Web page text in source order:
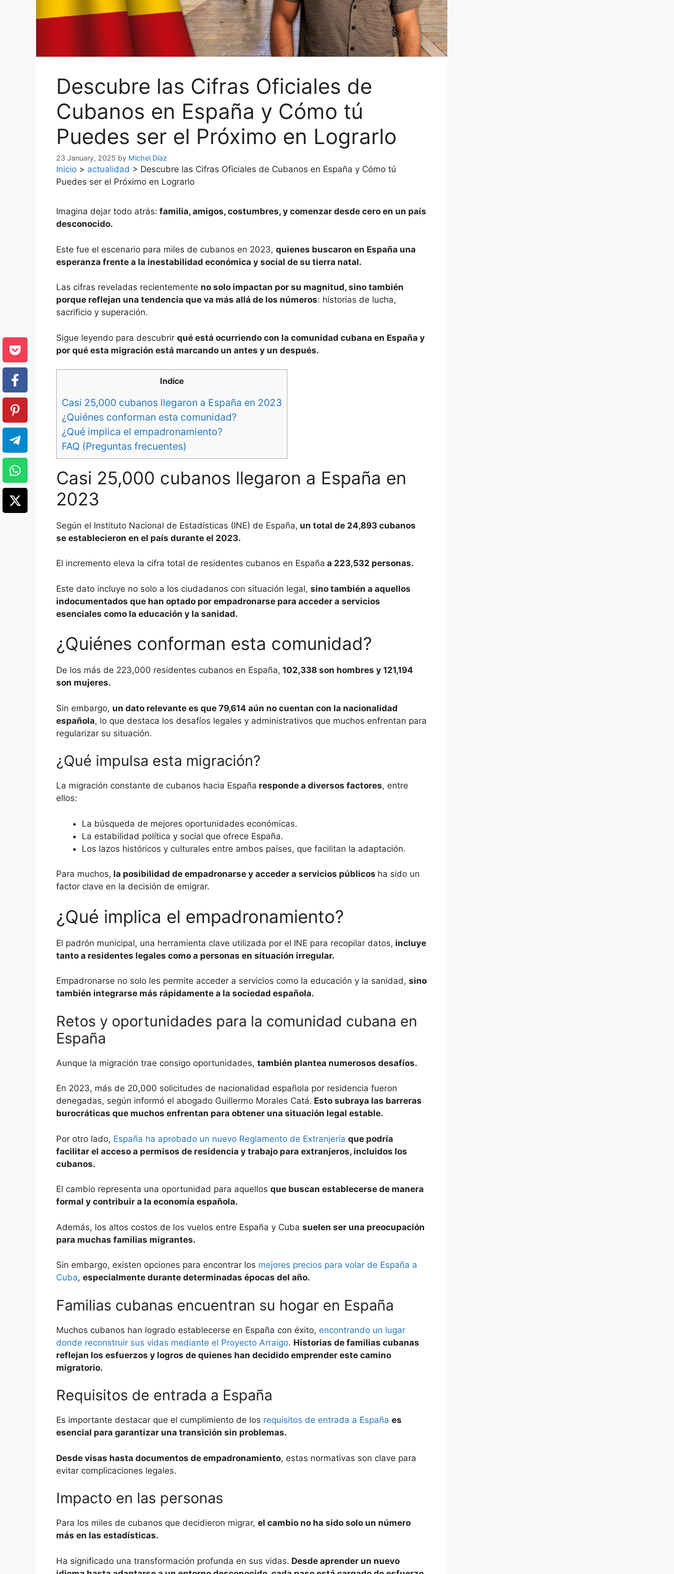
Descubre las Cifras Oficiales de
Cubanos en España y Cómo tú
Puedes ser el Próximo en Lograrlo
23 January, 2025 by Michel Díaz
Inicio > actualidad > Descubre las Cifras Oficiales de Cubanos en España y Cómo tú
Puedes ser el Próximo en Lograrlo
Imagina dejar todo atrás: familia, amigos, costumbres, y comenzar desde cero en un país
desconocido.
Este fue el escenario para miles de cubanos en 2023, quienes buscaron en España una
esperanza frente a la inestabilidad económica y social de su tierra natal.
Las cifras reveladas recientemente no solo impactan por su magnitud, sino también
porque reflejan una tendencia que va más allá de los números: historias de lucha,
sacrificio y superación.
Sigue leyendo para descubrir qué está ocurriendo con la comunidad cubana en España y
por qué esta migración está marcando un antes y un después.
Indice
Casi 25,000 cubanos llegaron a España en 2023
¿Quiénes conforman esta comunidad?
¿Qué implica el empadronamiento?
FAQ (Preguntas frecuentes)
Casi 25,000 cubanos llegaron a España en
2023
Según el Instituto Nacional de Estadísticas (INE) de España, un total de 24,893 cubanos
se establecieron en el país durante el 2023.
El incremento eleva la cifra total de residentes cubanos en España a 223,532 personas.
Este dato incluye no solo a los ciudadanos con situación legal, sino también a aquellos
indocumentados que han optado por empadronarse para acceder a servicios
esenciales como la educación y la sanidad.
¿Quiénes conforman esta comunidad?
De los más de 223,000 residentes cubanos en España, 102,338 son hombres y 121,194
son mujeres.
Sin embargo, un dato relevante es que 79,614 aún no cuentan con la nacionalidad
española, lo que destaca los desafíos legales y administrativos que muchos enfrentan para
regularizar su situación.
¿Qué impulsa esta migración?
La migración constante de cubanos hacia España responde a diversos factores, entre
ellos:
La búsqueda de mejores oportunidades económicas.
La estabilidad política y social que ofrece España.
Los lazos históricos y culturales entre ambos países, que facilitan la adaptación.
Para muchos, la posibilidad de empadronarse y acceder a servicios públicos ha sido un
factor clave en la decisión de emigrar.
¿Qué implica el empadronamiento?
El padrón municipal, una herramienta clave utilizada por el INE para recopilar datos, incluye
tanto a residentes legales como a personas en situación irregular.
Empadronarse no solo les permite acceder a servicios como la educación y la sanidad, sino
también integrarse más rápidamente a la sociedad española.
Retos y oportunidades para la comunidad cubana en
España
Aunque la migración trae consigo oportunidades, también plantea numerosos desafíos.
En 2023, más de 20,000 solicitudes de nacionalidad española por residencia fueron
denegadas, según informó el abogado Guillermo Morales Catá. Esto subraya las barreras
burocráticas que muchos enfrentan para obtener una situación legal estable.
Por otro lado, España ha aprobado un nuevo Reglamento de Extranjería que podría
facilitar el acceso a permisos de residencia y trabajo para extranjeros, incluidos los
cubanos.
El cambio representa una oportunidad para aquellos que buscan establecerse de manera
formal y contribuir a la economía española.
Además, los altos costos de los vuelos entre España y Cuba suelen ser una preocupación
para muchas familias migrantes.
Sin embargo, existen opciones para encontrar los mejores precios para volar de España a
Cuba, especialmente durante determinadas épocas del año.
Familias cubanas encuentran su hogar en España
Muchos cubanos han logrado establecerse en España con éxito, encontrando un lugar
donde reconstruir sus vidas mediante el Proyecto Arraigo. Historias de familias cubanas
reflejan los esfuerzos y logros de quienes han decidido emprender este camino
migratorio.
Requisitos de entrada a España
Es importante destacar que el cumplimiento de los requisitos de entrada a España es
esencial para garantizar una transición sin problemas.
Desde visas hasta documentos de empadronamiento, estas normativas son clave para
evitar complicaciones legales.
Impacto en las personas
Para los miles de cubanos que decidieron migrar, el cambio no ha sido solo un número
más en las estadísticas.
Ha significado una transformación profunda en sus vidas. Desde aprender un nuevo